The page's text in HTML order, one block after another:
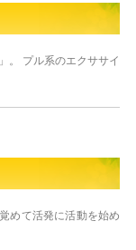
。 プル系のエクササイ
めて活発に活動を始め